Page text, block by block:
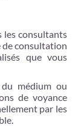
les consultants
de consultation
que vous
médium ou
de voyance
par les